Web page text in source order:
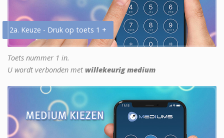
2a. Keuze - Druk op toets 1 +
Toets nummer 1 in.
U wordt verbonden met willekeurig medium